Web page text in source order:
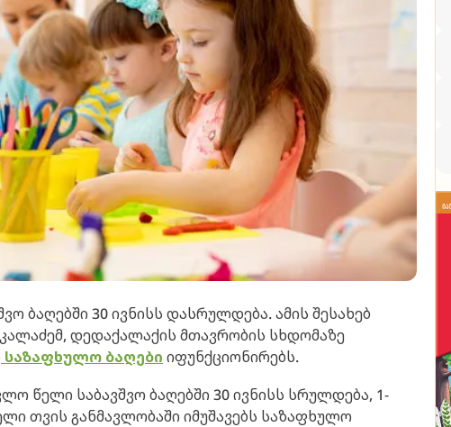
ბაღებში 30 ივნისს დასრულდება. ამის შესახებ
დედაქალაქის მთავრობის სხდომაზე
საზაფხულო ბაღები იფუნქციონირებს.
წელი საბავშვო ბაღებში 30 ივნისს სრულდება, 1-
თვის განმავლობაში იმუშავებს საზაფხულო